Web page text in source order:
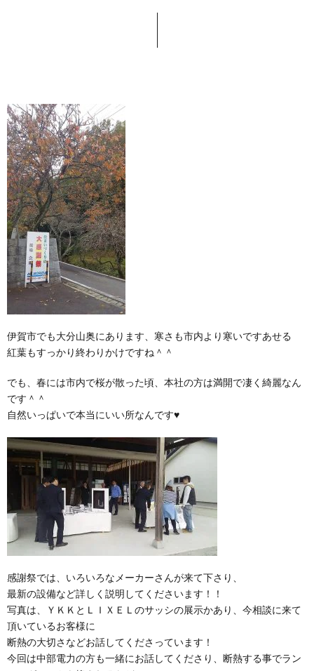
伊賀市でも大分山奥にあります、寒さも市内より寒いですあせる
紅葉もすっかり終わりかけですね＾＾
でも、春には市内で桜が散った頃、本社の方は満開で凄く綺麗なん
です＾＾
自然いっぱいで本当にいい所なんです♥
感謝祭では、いろいろなメーカーさんが来て下さり、
最新の設備など詳しく説明してくださいます！！
写真は、ＹＫＫとＬＩＸＥＬのサッシの展示かあり、今相談に来て
頂いているお客様に
断熱の大切さなどお話してくださっています！
今回は中部電力の方も一緒にお話してくださり、断熱する事でラン